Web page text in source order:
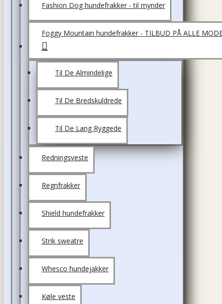
Fashion Dog hundefrakker - til mynder
Foggy Mountain hundefrakker - TILBUD PÅ ALLE
Til De Almindelige
Til De Bredskuldrede
Til De Lang Ryggede
Redningsveste
Regnfrakker
Shield hundefrakker
Strik sweatre
Whesco hundejakker
Køle veste